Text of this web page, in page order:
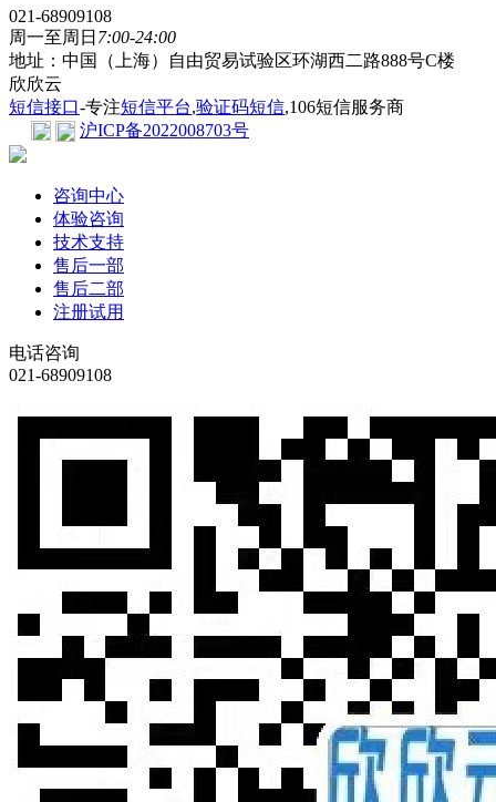
021-68909108
周一至周日 7:00-24:00
地址：中国（上海）自由贸易试验区环湖西二路888号C楼
欣欣云
短信接口-专注短信平台,验证码短信,106短信服务商
沪ICP备2022008703号
咨询中心
体验咨询
技术支持
售后一部
售后二部
注册试用
电话咨询
021-68909108